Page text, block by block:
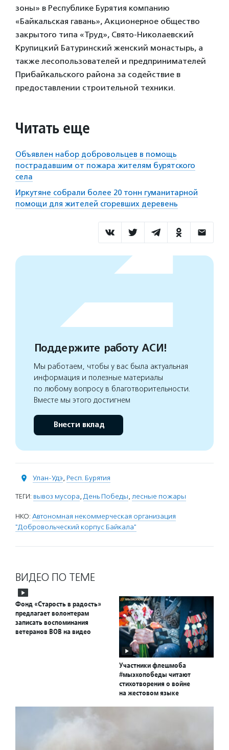
зоны» в Республике Бурятия компанию
«Байкальская гавань», Акционерное общество
закрытого типа «Труд», Свято-Николаевский
Крупицкий Батуринский женский монастырь, а
также лесопользователей и предпринимателей
Прибайкальского района за содействие в
предоставлении строительной техники.
Читать еще
Объявлен набор добровольцев в помощь
пострадавшим от пожара жителям бурятского
села
Иркутяне собрали более 20 тонн гуманитарной
помощи для жителей сгоревших деревень
Поддержите работу АСИ!
Мы работаем, чтобы у вас была актуальная
информация и полезные материалы
по любому вопросу в благотворительности.
Вместе мы этого достигнем
Внести вклад
Улан-Удэ, Респ. Бурятия
ТЕГИ: вывоз мусора, День Победы, лесные пожары
НКО: Автономная некоммерческая организация
"Добровольческий корпус Байкала"
ВИДЕО ПО ТЕМЕ
Фонд «Старость в радость»
предлагает волонтерам
записать воспоминания
ветеранов ВОВ на видео
Участники флешмоба
#мыэхопобеды читают
стихотворения о войне
на жестовом языке